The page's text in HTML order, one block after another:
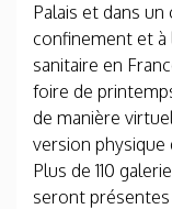
Palais et dans
confinement et à
sanitaire en
foire de
de manière
version physique
Plus de 110
seront présentes